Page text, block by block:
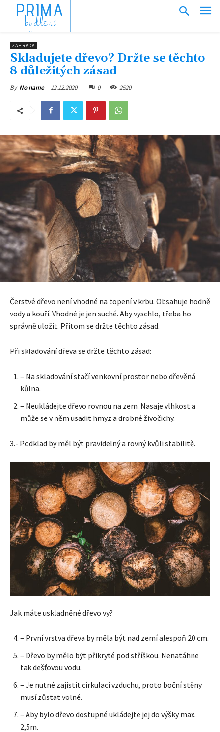
PRIMA
bydlení
ZAHRADA
Skladujete dřevo? Držte se těchto
8 důležitých zásad
By No name 12.12.2020 0 2520
Čerstvé dřevo není vhodné na topení v krbu. Obsahuje hodně
vody a kouří. Vhodné je jen suché. Aby vyschlo, třeba ho
správně uložit. Přitom se držte těchto zásad.
Při skladování dřeva se držte těchto zásad:
– Na skladování stačí venkovní prostor nebo dřevěná
kůlna.
– Neukládejte dřevo rovnou na zem. Nasaje vlhkost a
může se v něm usadit hmyz a drobné živočichy.
3.- Podklad by měl být pravidelný a rovný kvůli stabilitě.
Jak máte uskladněné dřevo vy?
– První vrstva dřeva by měla být nad zemí alespoň 20 cm.
– Dřevo by mělo být přikryté pod stříškou. Nenatáhne
tak dešťovou vodu.
– Je nutné zajistit cirkulaci vzduchu, proto boční stěny
musí zůstat volné.
– Aby bylo dřevo dostupné ukládejte jej do výšky max.
2,5m.